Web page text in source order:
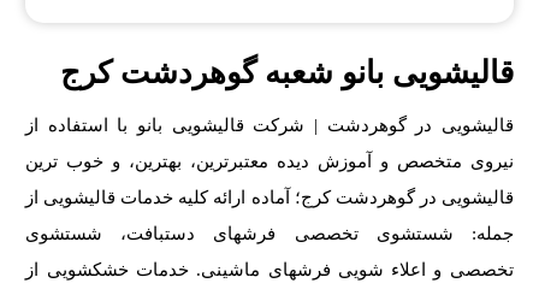
قالیشویی بانو شعبه گوهردشت کرج
قالیشویی در گوهردشت | شرکت قالیشویی بانو با استفاده از
نیروی متخصص و آموزش دیده معتبرترین، بهترین، و خوب ترین
قالیشویی در گوهردشت کرج؛ آماده ارائه کلیه خدمات قالیشویی از
جمله: شستشوی تخصصی فرشهای دستبافت، شستشوی
تخصصی و اعلاء شویی فرشهای ماشینی. خدمات خشکشویی از